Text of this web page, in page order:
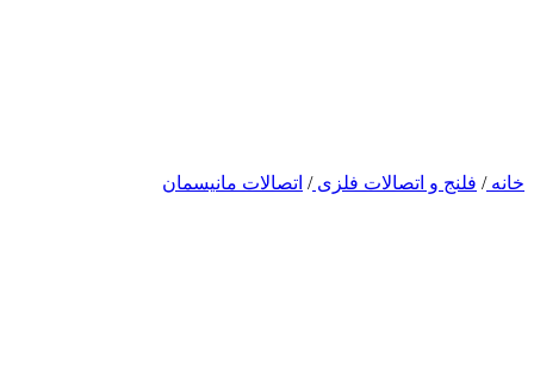
خانه/ فلنج و اتصالات فلزی/ اتصالات مانیسمان